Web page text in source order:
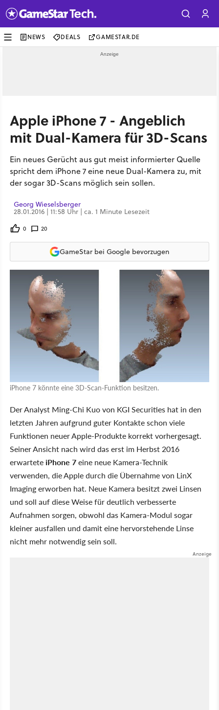
NEWS DEALS GAMESTAR.DE
Apple iPhone 7 - Angeblich
mit Dual-Kamera für 3D-Scans
Ein neues Gerücht aus gut meist informierter Quelle
spricht dem iPhone 7 eine neue Dual-Kamera zu, mit
der sogar 3D-Scans möglich sein sollen.
Georg Wieselsberger
28.01.2016 | 11:58 Uhr | ca. 1 Minute Lesezeit
0 20
GameStar bei Google bevorzugen
iPhone 7 könnte eine 3D-Scan-Funktion besitzen.
Der Analyst Ming-Chi Kuo von KGI Securities hat in den
letzten Jahren aufgrund guter Kontakte schon viele
Funktionen neuer Apple-Produkte korrekt vorhergesagt.
Seiner Ansicht nach wird das erst im Herbst 2016
erwartete iPhone 7eine neue Kamera-Technik
verwenden, die Apple durch die Übernahme von LinX
Imaging erworben hat. Neue Kamera besitzt zwei Linsen
und soll auf diese Weise für deutlich verbesserte
Aufnahmen sorgen, obwohl das Kamera-Modul sogar
kleiner ausfallen und damit eine hervorstehende Linse
nicht mehr notwendig sein soll.